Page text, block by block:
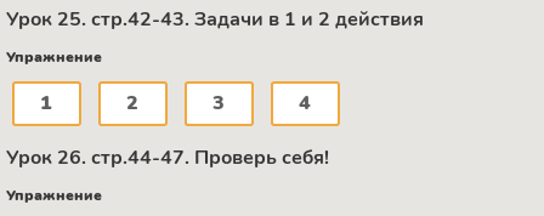
Урок 25. стр.42-43. Задачи в 1 и 2 действия
Упражнение
1 2 3 4
Урок 26. стр.44-47. Проверь себя!
Упражнение